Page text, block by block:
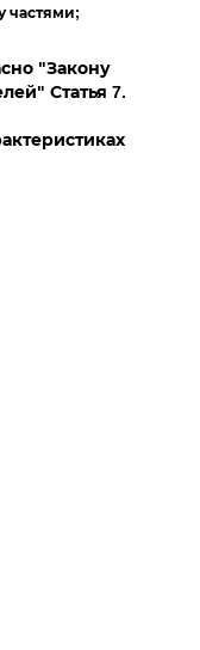
частями;
"Закону
Статья 7.